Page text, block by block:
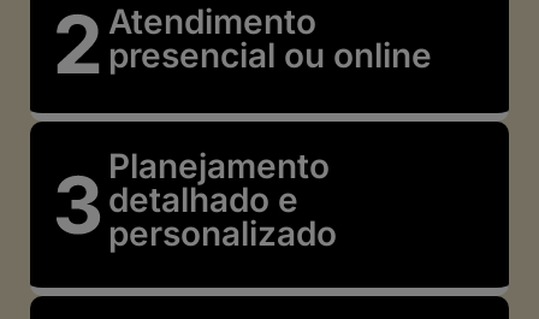
Atendimento
presencial ou online
Planejamento
detalhado e
personalizado